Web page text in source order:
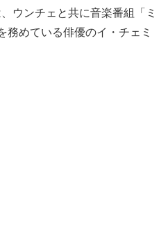
ウンチェと共に音楽番組「ミ
務めている俳優のイ・チェミ